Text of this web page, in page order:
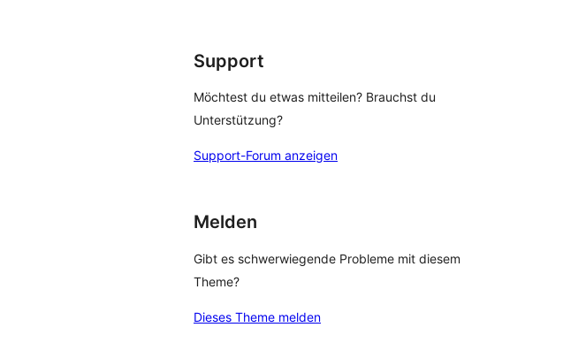
Support
Möchtest du etwas mitteilen? Brauchst du
Unterstützung?
Support-Forum anzeigen
Melden
Gibt es schwerwiegende Probleme mit diesem
Theme?
Dieses Theme melden